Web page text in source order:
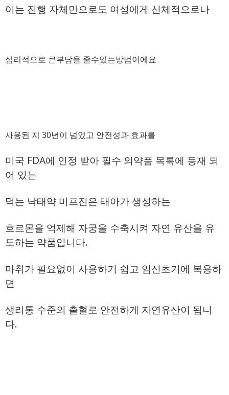
이는 진행 자체만으로도 여성에게 신체적으로나
심리적으로 큰부담을 줄수있는방법이에요
사용된 지 30년이 넘었고 안전성과 효과를
미국 FDA에 인정 받아 필수 의약품 목록에 등재 되
어 있는
먹는 낙태약 미프진은 태아가 생성하는
호르몬을 억제해 자궁을 수축시켜 자연 유산을 유
도하는 약품입니다.
마취가 필요없이 사용하기 쉽고 임신초기에 복용하
면
생리통 수준의 출혈로 안전하게 자연유산이 됩니
다.